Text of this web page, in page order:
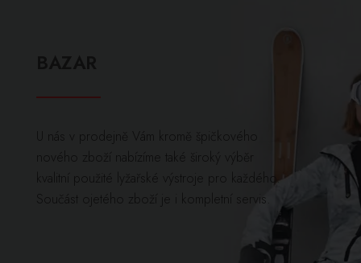
U nás v prodejně Vám kromě špičkového
nového zboží nabízíme také široký výběr
kvalitní použité lyžařské výstroje pro každého.
Součást ojetého zboží je i kompletní servis.